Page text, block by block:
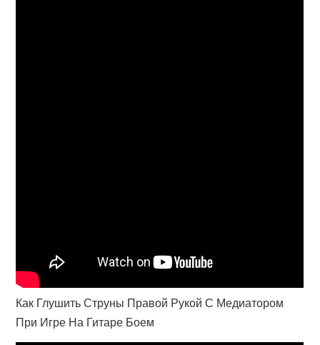
Как Глушить Струны Правой Рукой С Медиатором
При Игре На Гитаре Боем